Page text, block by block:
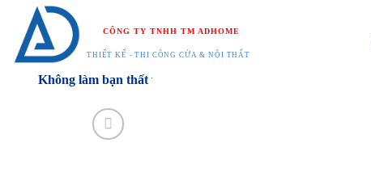
Chuyển
CÔNG TY TNHH TM ADHOME
THIẾT KẾ - THI CÔNG CỬA & NỘI THẤT
Không làm bạn thất vọng